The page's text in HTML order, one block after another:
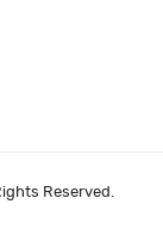
Reserved.